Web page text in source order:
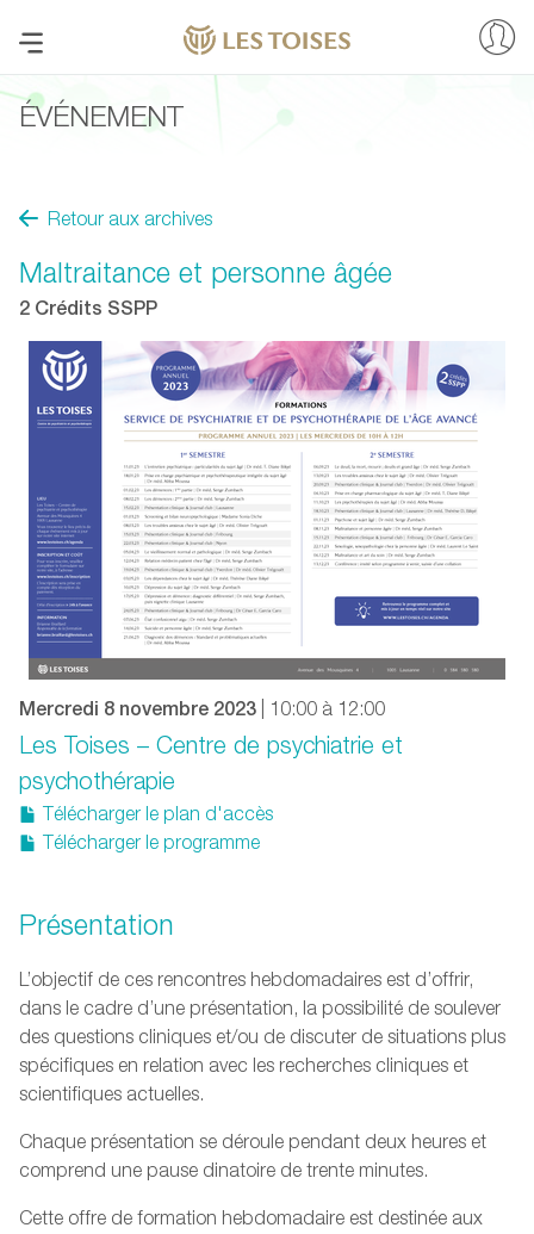
ÉVÉNEMENT
Retour aux archives
Maltraitance et personne âgée
2 Crédits SSPP
Mercredi 8 novembre 2023 | 10:00 à 12:00
Les Toises – Centre de psychiatrie et
psychothérapie
Télécharger le plan d'accès
Télécharger le programme
Présentation
L’objectif de ces rencontres hebdomadaires est d’offrir,
dans le cadre d’une présentation, la possibilité de soulever
des questions cliniques et/ou de discuter de situations plus
spécifiques en relation avec les recherches cliniques et
scientifiques actuelles.
Chaque présentation se déroule pendant deux heures et
comprend une pause dinatoire de trente minutes.
Cette offre de formation hebdomadaire est destinée aux